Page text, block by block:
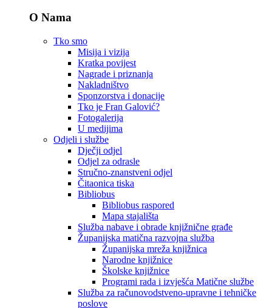
O Nama
Tko smo
Misija i vizija
Kratka povijest
Nagrade i priznanja
Nakladništvo
Sponzorstva i donacije
Tko je Fran Galović?
Fotogalerija
U medijima
Odjeli i službe
Dječji odjel
Odjel za odrasle
Stručno-znanstveni odjel
Čitaonica tiska
Bibliobus
Bibliobus raspored
Mapa stajališta
Služba nabave i obrade knjižnične građe
Županijska matična razvojna služba
Županijska mreža knjižnica
Narodne knjižnice
Školske knjižnice
Programi rada i izvješća Matične službe
Služba za računovodstveno-upravne i tehničke
poslove